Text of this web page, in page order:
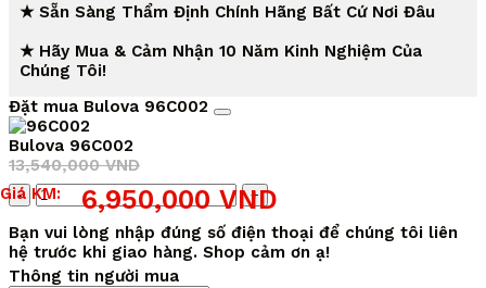
★ Sẵn Sàng Thẩm Định Chính Hãng Bất Cứ Nơi Đâu
★ Hãy Mua & Cảm Nhận 10 Năm Kinh Nghiệm Của
Chúng Tôi!
Đặt mua Bulova 96C002
Bulova 96C002
13,540,000VND
Giá
gốc
là:
13,540,000 VND.
6,950,000VND
Giá
hiện
tại
là:
6,950,000 VND.
Giá KM:
Số
lượng
Bạn vui lòng nhập đúng số điện thoại để chúng tôi liên
hệ trước khi giao hàng. Shop cảm ơn ạ!
Thông tin người mua